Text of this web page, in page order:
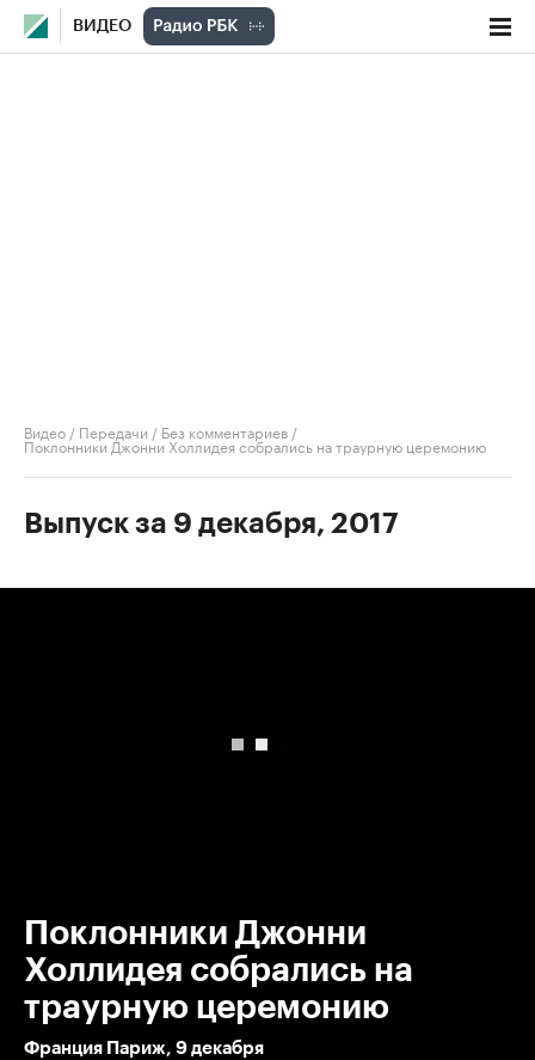
ВИДЕО
Видео / Передачи / Без комментариев /
Поклонники Джонни Холлидея собрались на траурную церемонию
Выпуск за 9 декабря, 2017
Поклонники Джонни
Холлидея собрались на
траурную церемонию
Франция Париж, 9 декабря